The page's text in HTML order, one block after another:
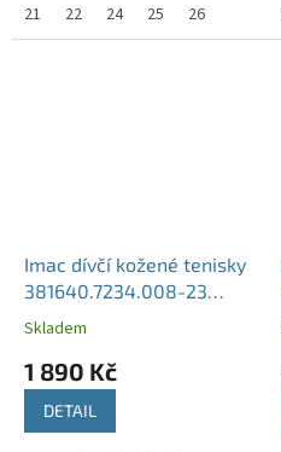
21 22 24 25 26
Imac dívčí kožené tenisky
381640.7234.008-23
semišové šedé
Skladem
1 890 Kč
DETAIL